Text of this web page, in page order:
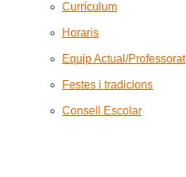
Currículum
Horaris
Equip Actual/Professorat
Festes i tradicions
Consell Escolar